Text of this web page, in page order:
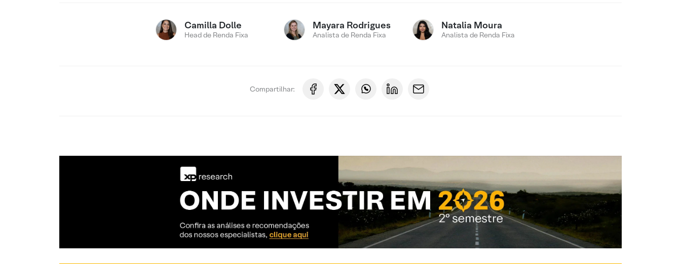
Camilla Dolle
Head de Renda Fixa
Mayara Rodrigues
Analista de Renda Fixa
Natalia Moura
Analista de Renda Fixa
Compartilhar: